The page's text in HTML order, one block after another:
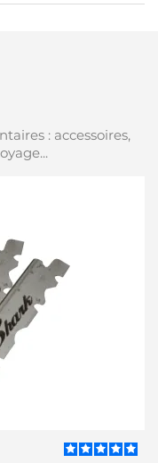
: accessoires,